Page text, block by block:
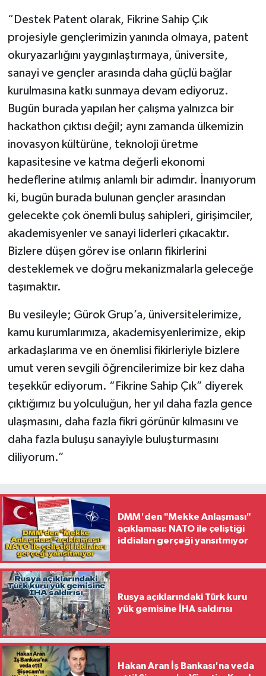
“Destek Patent olarak, Fikrine Sahip Çık
projesiyle gençlerimizin yanında olmaya, patent
okuryazarlığını yaygınlaştırmaya, üniversite,
sanayi ve gençler arasında daha güçlü bağlar
kurulmasına katkı sunmaya devam ediyoruz.
Bugün burada yapılan her çalışma yalnızca bir
hackathon çıktısı değil; aynı zamanda ülkemizin
inovasyon kültürüne, teknoloji üretme
kapasitesine ve katma değerli ekonomi
hedeflerine atılmış anlamlı bir adımdır. İnanıyorum
ki, bugün burada bulunan gençler arasından
gelecekte çok önemli buluş sahipleri, girişimciler,
akademisyenler ve sanayi liderleri çıkacaktır.
Bizlere düşen görev ise onların fikirlerini
desteklemek ve doğru mekanizmalarla geleceğe
taşımaktır.
Bu vesileyle; Gürok Grup’a, üniversitelerimize,
kamu kurumlarımıza, akademisyenlerimize, ekip
arkadaşlarıma ve en önemlisi fikirleriyle bizlere
umut veren sevgili öğrencilerimize bir kez daha
teşekkür ediyorum. “Fikrine Sahip Çık” diyerek
çıktığımız bu yolculuğun, her yıl daha fazla gence
ulaşmasını, daha fazla fikri görünür kılmasını ve
daha fazla buluşu sanayiyle buluşturmasını
diliyorum.”
DMM'den "Mekke Anlaşması"
açıklaması: NATO ile çeliştiği
iddiaları gerçeği yansıtmıyor
Rusya açıklarındaki Türk kuru
yük gemisine İHA saldırısı
Hakan Aran İş Bankası'na veda